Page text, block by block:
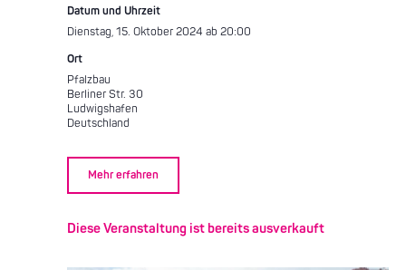
Datum und Uhrzeit
Dienstag, 15. Oktober 2024 ab 20:00
Ort
Pfalzbau
Berliner Str. 30
Ludwigshafen
Deutschland
Mehr erfahren
Diese Veranstaltung ist bereits ausverkauft